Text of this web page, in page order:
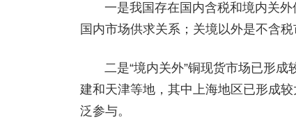
一是我国存在国内含税和境内关
国内市场供求关系；关境以外是不含
二是“境内关外”铜现货市场已形
建和天津等地，其中上海地区已形成
泛参与。